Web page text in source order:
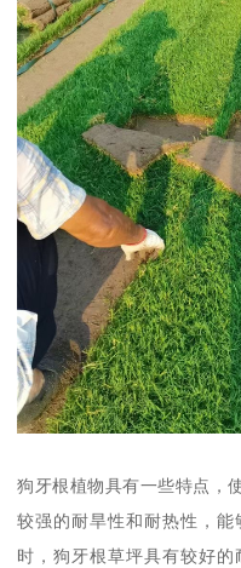
狗牙根植物具有一些特点，
较强的耐旱性和耐热性，
时，狗牙根草坪具有较好